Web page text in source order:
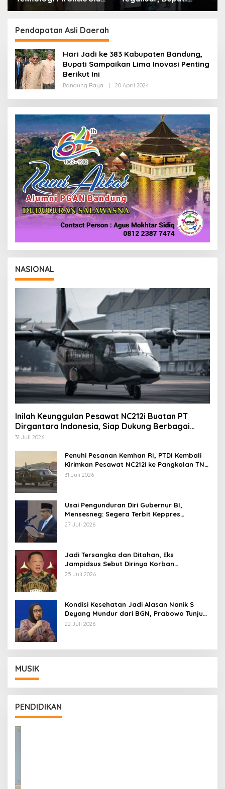
Barat
Bandung: Sampah
Pendapatan Asli Daerah
Hari Jadi ke 383 Kabupaten Bandung,
Bupati Sampaikan Lima Inovasi Penting
Berikut Ini
Bandung Raya 20 April 2024
E
H
R
D
A
I
NASIONAL
Inilah Keunggulan Pesawat NC212i Buatan PT
Dirgantara Indonesia, Siap Dukung Berbagai
Operasi TNI
31 Juli 2026
Penuhi Pesanan Kemhan RI, PTDI Kembali
Kirimkan Pesawat NC212i ke Pangkalan TNI
AU
31 Juli 2026
Usai Pengunduran Diri Gubernur BI,
Mensesneg: Segera Terbit Keppres
Pemberhentian dengan Hormat
27 Juli 2026
Jadi Tersangka dan Ditahan, Eks
Jampidsus Sebut Dirinya Korban
Kriminalisasi
25 Juli 2026
Kondisi Kesehatan Jadi Alasan Nanik S
Deyang Mundur dari BGN, Prabowo Tunjuk
Wamentan Sudaryono
22 Juli 2026
MUSIK
PENDIDIKAN